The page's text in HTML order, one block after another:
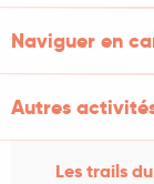
Naviguer en
Autres
Les trails